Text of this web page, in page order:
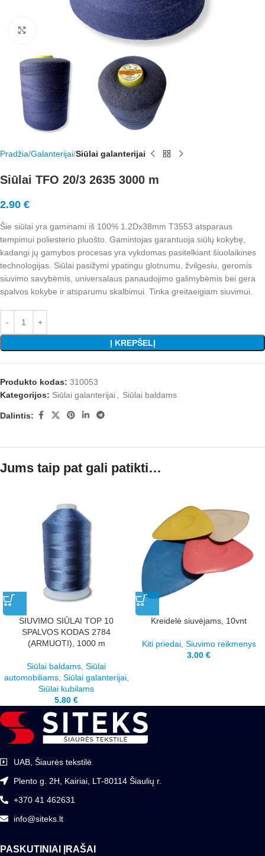
Rodyti nuotrauką visame ekrane
Pradžia Galanterijai Siūlai galanterijai
Siūlai TFO 20/3 2635 3000 m
2.90 €
Šie siūlai yra gaminami iš 100% 1.2Dx38mm T3553 atsparaus
tempimui poliesterio pluošto. Gamintojas garantuoja siūlų kokybę,
kadangi jų gamybos procesas yra vykdomas pasitelkiant šiuolaikines
technologijas. Siūlai pasižymi ypatingu glotnumu, žvilgesiu, geromis
siuvimo savybėmis, universalaus panaudojimo galimybėmis bei gera
spalvos kokybe ir atsparumu skalbimui. Tinka greitaeigiam siuvimui.
Į KREPŠELĮ
Produkto kodas: 310053
Kategorijos: Siūlai galanterijai, Siūlai baldams
Dalintis:
Jums taip pat gali patikti…
SIUVIMO SIŪLAI TOP 10
SPALVOS KODAS 2784
(ARMUOTI), 1000 m
Siūlai baldams, Siūlai
automobiliams, Siūlai galanterijai,
Siūlai kubilams
5.80 €
Kreidelė siuvėjams, 10vnt
Kiti priedai, Siuvimo reikmenys
3.00 €
UAB, Šiaurės tekstilė
Plento g. 2H, Kairiai, LT-80114 Šiaulių r.
+370 41 462631
info@siteks.lt
PASKUTINIAI ĮRAŠAI